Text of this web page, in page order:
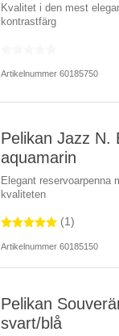
Kvalitet i den mest
kontrastfärg
Artikelnummer 60185750
Pelikan Jazz N.
aquamarin
Elegant reservoarpenna
kvaliteten
(1)
Artikelnummer 60185150
Pelikan
svart/blå